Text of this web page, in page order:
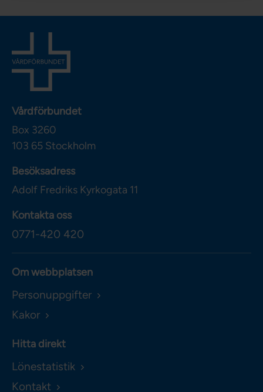
Vårdförbundet
Box 3260
103 65 Stockholm
Besöksadress
Adolf Fredriks Kyrkogata 11
Kontakta oss
0771-420 420
Om webbplatsen
Personuppgifter
Kakor
Hitta direkt
Lönestatistik
Kontakt